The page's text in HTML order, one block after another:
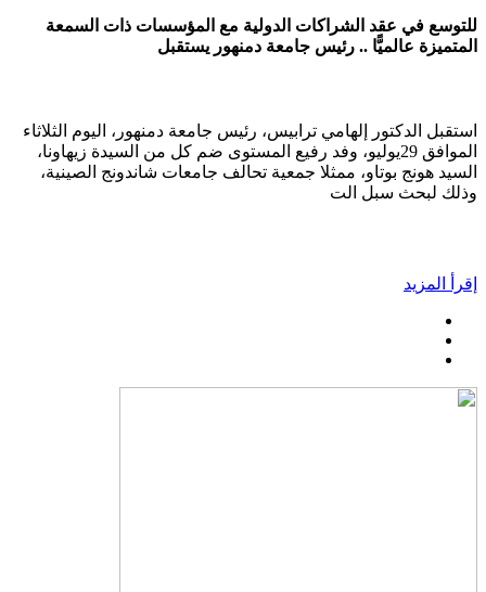
للتوسع في عقد الشراكات الدولية مع المؤسسات ذات السمعة
المتميزة عالميًّا .. رئيس جامعة دمنهور يستقبل
استقبل الدكتور إلهامي ترابيس، رئيس جامعة دمنهور، اليوم الثلاثاء
الموافق 29يوليو، وفد رفيع المستوى ضم كل من السيدة زيهاونا،
السيد هونج بوتاو، ممثلا جمعية تحالف جامعات شاندونج الصينية،
وذلك لبحث سبل الت
إقرأ المزيد